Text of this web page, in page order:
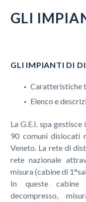
GLI
GLI IMPIANTI DI
Caratteristiche
Elenco e
La G.E.I. spa
90 comuni dislocati
Veneto. La rete di
rete nazionale
misura (cabine di
In queste
decompresso,